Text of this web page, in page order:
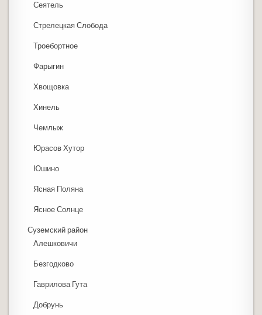
Сеятель
Стрелецкая Слобода
Троебортное
Фарыгин
Хвощовка
Хинель
Чемлыж
Юрасов Хутор
Юшино
Ясная Поляна
Ясное Солнце
Суземский район
Алешковичи
Безгодково
Гаврилова Гута
Добрунь